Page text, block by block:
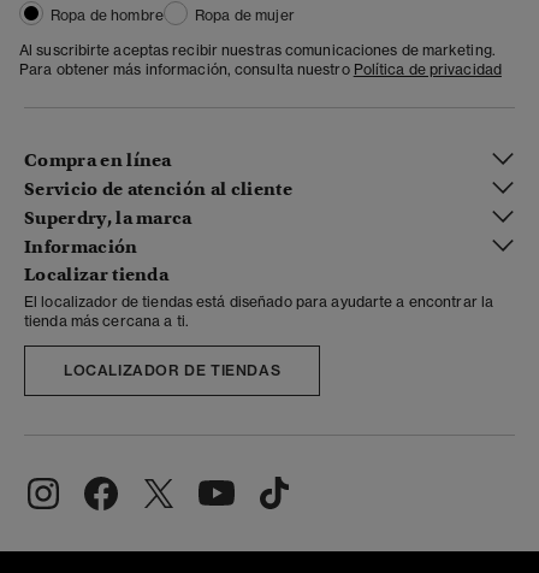
Ropa de hombre
Ropa de mujer
Al suscribirte aceptas recibir nuestras comunicaciones de marketing.
Para obtener más información, consulta nuestro Política de privacidad
Compra en línea
Servicio de atención al cliente
Superdry, la marca
Información
Localizar tienda
El localizador de tiendas está diseñado para ayudarte a encontrar la
tienda más cercana a ti.
LOCALIZADOR DE TIENDAS